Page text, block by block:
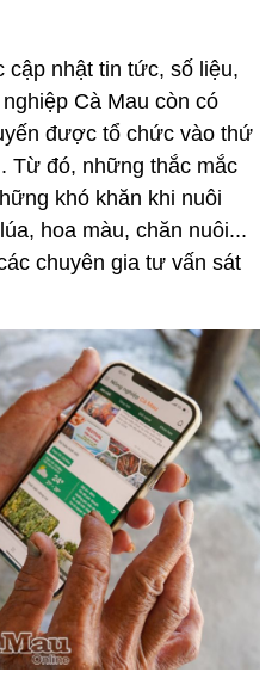
cập nhật tin tức, số liệu,
Cà Mau còn có
được tổ chức vào thứ
Từ đó, những thắc mắc
khó khăn khi nuôi
hoa màu, chăn nuôi...
chuyên gia tư vấn sát